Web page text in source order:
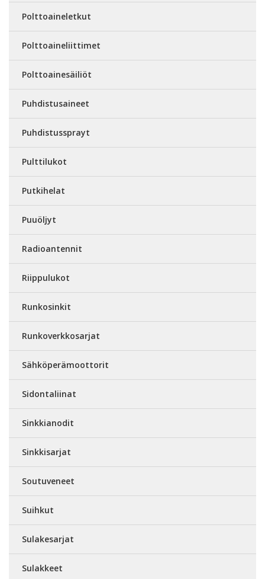
Polttoaineletkut
Polttoaineliittimet
Polttoainesäiliöt
Puhdistusaineet
Puhdistussprayt
Pulttilukot
Putkihelat
Puuöljyt
Radioantennit
Riippulukot
Runkosinkit
Runkoverkkosarjat
Sähköperämoottorit
Sidontaliinat
Sinkkianodit
Sinkkisarjat
Soutuveneet
Suihkut
Sulakesarjat
Sulakkeet